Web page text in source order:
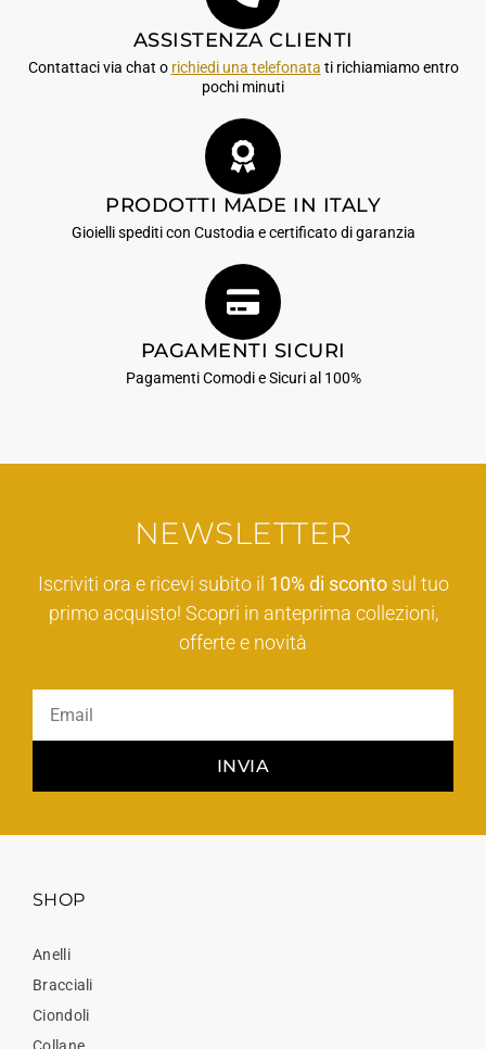
ASSISTENZA CLIENTI
Contattaci via chat o richiedi una telefonata ti richiamiamo entro
pochi minuti
PRODOTTI MADE IN ITALY
Gioielli spediti con Custodia e certificato di garanzia
PAGAMENTI SICURI
Pagamenti Comodi e Sicuri al 100%
NEWSLETTER
Iscriviti ora e ricevi subito il 10% di scontosul tuo
primo acquisto! Scopri in anteprima collezioni,
offerte e novità
INVIA
SHOP
Anelli
Bracciali
Ciondoli